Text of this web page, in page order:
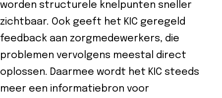
worden structurele knelpunten sneller
zichtbaar. Ook geeft het KIC geregeld
feedback aan zorgmedewerkers, die
problemen vervolgens meestal direct
oplossen. Daarmee wordt het KIC steeds
meer een informatiebron voor